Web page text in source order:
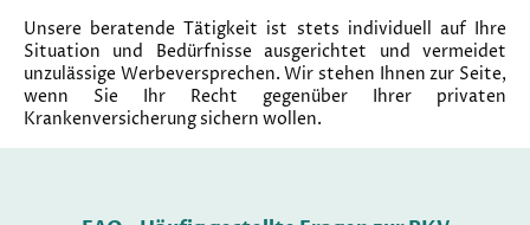
Unsere beratende Tätigkeit ist stets individuell auf Ihre
Situation und Bedürfnisse ausgerichtet und vermeidet
unzulässige Werbeversprechen. Wir stehen Ihnen zur Seite,
wenn Sie Ihr Recht gegenüber Ihrer privaten
Krankenversicherung sichern wollen.